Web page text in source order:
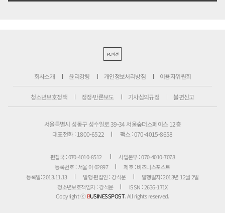
PC버전
회사소개 윤리강령 개인정보처리방침 이용자위원회
청소년보호정책 정정·반론보도 기사심의규정 불편신고
서울특별시 성동구 성수일로 39-34 서울숲더스페이스 12층
대표전화 : 1800-6522
팩스 : 070-4015-8658
편집국 : 070-4010-8512
사업본부 : 070-4010-7078
등록번호 : 서울 아 02897
제호 : 비즈니스포스트
등록일: 2013.11.13
발행·편집인 : 강석운
발행일자: 2013년 12월 2일
청소년보호책임자 : 강석운
ISSN : 2636-171X
Copyright ⓒBUSINESSPOST. All rights reserved.